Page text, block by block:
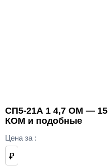
СП5-21А 1 4,7 ОМ — 15
КОМ и подобные
Цена за :
₽